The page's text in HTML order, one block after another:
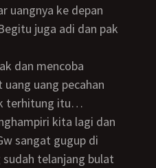
juga adi dan pak
uang pecahan
terhitung itu…
sangat gugup di
telanjang bulat